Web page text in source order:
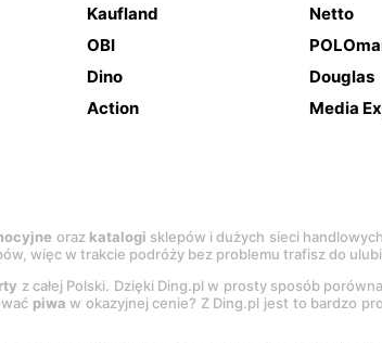
Kaufland
Netto
OBI
Dino
Douglas
Action
Media
oraz katalogi sklepów i dużych sieci
więc w trakcie podróży bez problemu trafisz do
z całej Polski. Dzięki Ding.pl w prosty sposób
piwa w okazyjnej cenie? Z Ding.pl jest to bardzo